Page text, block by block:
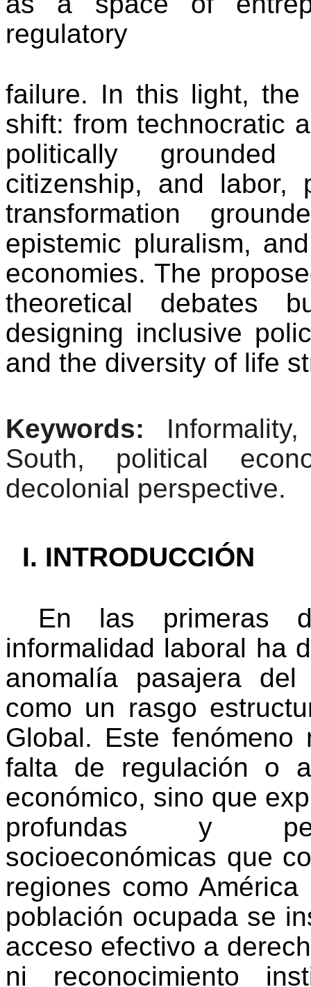
regulatory
failure. In this light,
shift: from technocratic
politically
citizenship, and labor,
transformation
epistemic pluralism,
economies. The
theoretical debates
designing inclusive
and the diversity of life
Keywords:
South, political
decolonial perspective.
INTRODUCCIÓN
En las primeras
informalidad laboral ha
anomalía pasajera del
como un rasgo
Global. Este
falta de regulación o
económico, sino que
profundas y
socioeconómicas que
regiones como
población ocupada se
acceso efectivo a
ni reconocimiento